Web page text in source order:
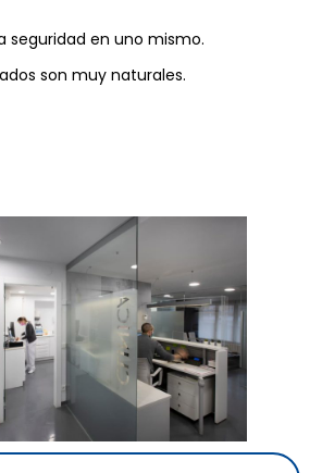
seguridad en uno mismo.
son muy naturales.